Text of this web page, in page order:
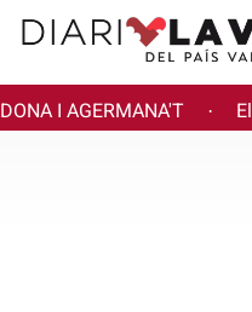
DONA I AGERMANA'T ·